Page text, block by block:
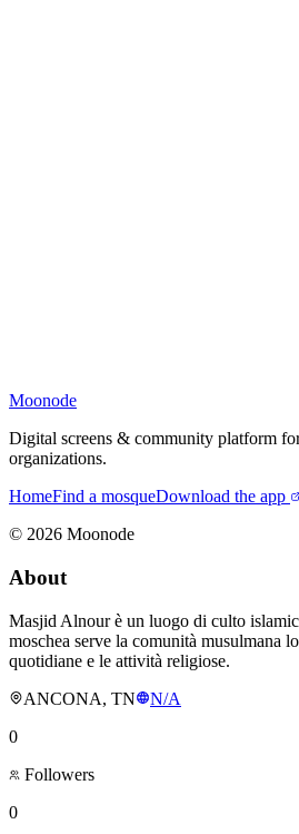
Moonode
Digital screens & community platform
organizations.
HomeFind a mosqueDownload the app
© 2026 Moonode
About
Masjid Alnour è un luogo di culto
moschea serve la comunità musulmana
quotidiane e le attività religiose.
ANCONA, TN
N/A
0
Followers
0